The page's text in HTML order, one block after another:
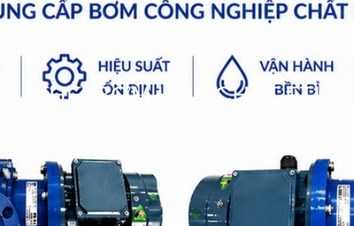
THẺ: BƠM HOÁ CHẤT FTI